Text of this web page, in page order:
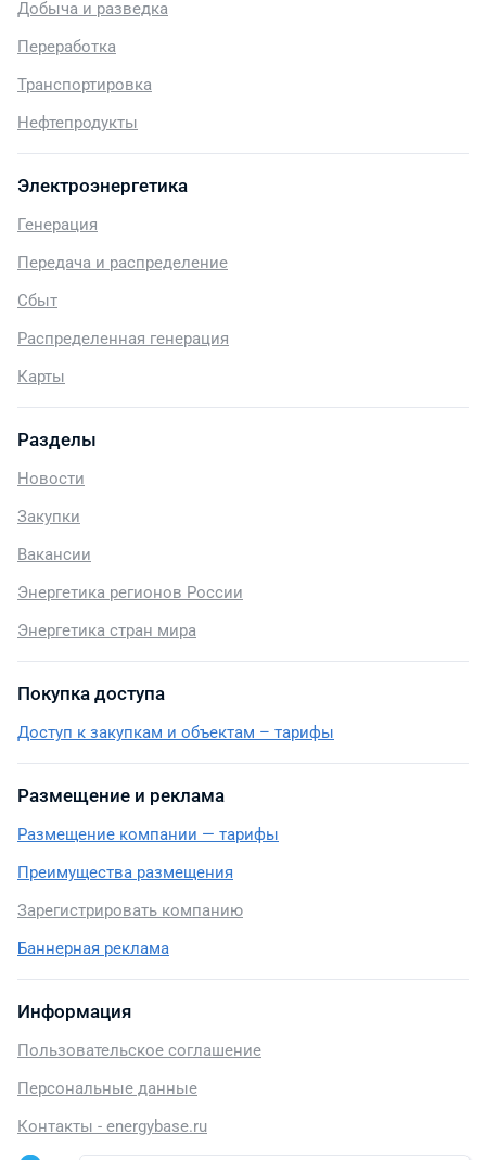
Добыча и разведка
Переработка
Транспортировка
Нефтепродукты
Электроэнергетика
Генерация
Передача и распределение
Сбыт
Распределенная генерация
Карты
Разделы
Новости
Закупки
Вакансии
Энергетика регионов России
Энергетика стран мира
Покупка доступа
Доступ к закупкам и объектам – тарифы
Размещение и реклама
Размещение компании — тарифы
Преимущества размещения
Зарегистрировать компанию
Баннерная реклама
Информация
Пользовательское соглашение
Персональные данные
Контакты - energybase.ru